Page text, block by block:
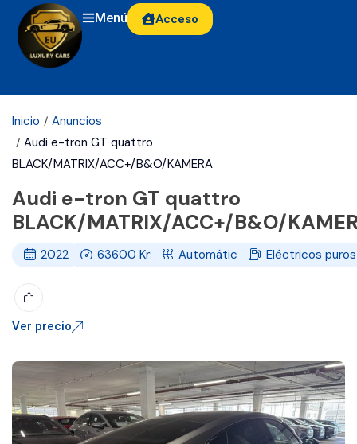
Menú Acceso
Inicio
Anuncios
Audi e-tron GT quattro
BLACK/MATRIX/ACC+/B&O/KAMERA
Audi e-tron GT quattro
BLACK/MATRIX/ACC+/B&O/
2022 63600 Km Automático Eléctricos puros
Ver precio